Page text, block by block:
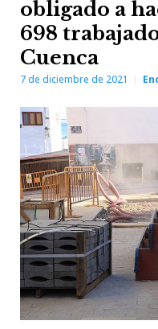
obligado a
698
Cuenca
7 de diciembre de 2021